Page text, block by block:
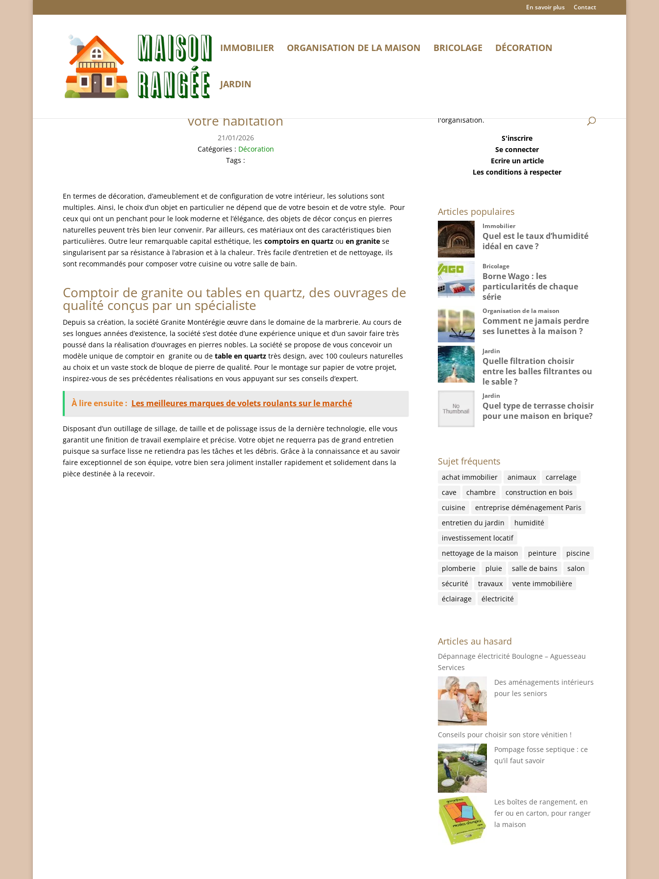
En savoir plus Contact
IMMOBILIER ORGANISATION DE LA MAISON BRICOLAGE DÉCORATION
JARDIN
votre habitation
21/01/2026
Catégories : Décoration
Tags :
En termes de décoration, d’ameublement et de configuration de votre intérieur, les solutions sont
multiples. Ainsi, le choix d’un objet en particulier ne dépend que de votre besoin et de votre style. Pour
ceux qui ont un penchant pour le look moderne et l’élégance, des objets de décor conçus en pierres
naturelles peuvent très bien leur convenir. Par ailleurs, ces matériaux ont des caractéristiques bien
particulières. Outre leur remarquable capital esthétique, les comptoirs en quartz ou en granite se
singularisent par sa résistance à l’abrasion et à la chaleur. Très facile d’entretien et de nettoyage, ils
sont recommandés pour composer votre cuisine ou votre salle de bain.
Comptoir de granite ou tables en quartz, des ouvrages de
qualité conçus par un spécialiste
Depuis sa création, la société Granite Montérégie œuvre dans le domaine de la marbrerie. Au cours de
ses longues années d’existence, la société s’est dotée d’une expérience unique et d’un savoir faire très
poussé dans la réalisation d’ouvrages en pierres nobles. La société se propose de vous concevoir un
modèle unique de comptoir en granite ou de table en quartztrès design, avec 100 couleurs naturelles
au choix et un vaste stock de bloque de pierre de qualité. Pour le montage sur papier de votre projet,
inspirez-vous de ses précédentes réalisations en vous appuyant sur ses conseils d’expert.
À lire ensuite : Les meilleures marques de volets roulants sur le marché
Disposant d’un outillage de sillage, de taille et de polissage issus de la dernière technologie, elle vous
garantit une finition de travail exemplaire et précise. Votre objet ne requerra pas de grand entretien
puisque sa surface lisse ne retiendra pas les tâches et les débris. Grâce à la connaissance et au savoir
faire exceptionnel de son équipe, votre bien sera joliment installer rapidement et solidement dans la
pièce destinée à la recevoir.
l'organisation.
S'inscrire
Se connecter
Ecrire un article
Les conditions à respecter
Articles populaires
Immobilier
Quel est le taux d’humidité
idéal en cave ?
Bricolage
Borne Wago : les
particularités de chaque
série
Organisation de la maison
Comment ne jamais perdre
ses lunettes à la maison ?
Jardin
Quelle filtration choisir
entre les balles filtrantes ou
le sable ?
Jardin
Quel type de terrasse choisir
pour une maison en brique?
Sujet fréquents
achat immobilier animaux
carrelage
cave
chambre
construction en bois
cuisine
entreprise déménagement Paris
entretien du jardin
humidité
investissement locatif
nettoyage de la maison
peinture
piscine
plomberie
pluie salle de bains
salon
sécurité
travaux
vente immobilière
éclairage
électricité
Articles au hasard
Dépannage électricité Boulogne – Aguesseau
Services
Des aménagements intérieurs
pour les seniors
Conseils pour choisir son store vénitien !
Pompage fosse septique : ce
qu’il faut savoir
Les boîtes de rangement, en
fer ou en carton, pour ranger
la maison